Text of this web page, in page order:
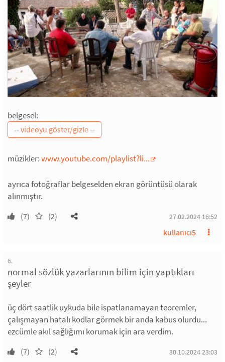
belgesel:
müzikler:www.youtube.com/playlist?li...
ayrıca fotoğraflar belgeselden ekran görüntüsü olarak
alınmıştır.
(7) (2) 27.02.2024 16:52
kullanıcı5
6.
normal sözlük yazarlarının bilim için yaptıkları
şeyler
üç dört saatlik uykuda bile ispatlanamayan teoremler,
çalışmayan hatalı kodlar görmek bir anda kabus olurdu...
ezcümle akıl sağlığımı korumak için ara verdim.
(7) (2) 30.10.2024 23:03